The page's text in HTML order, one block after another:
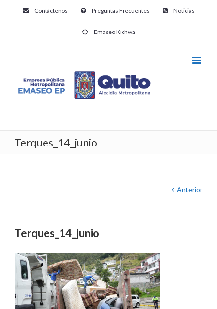
Contáctenos Preguntas Frecuentes Noticias
Emaseo Kichwa
Terques_14_junio
Anterior
Terques_14_junio